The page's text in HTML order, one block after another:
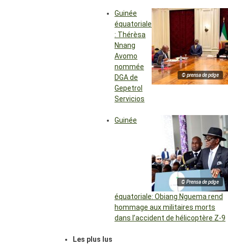
© prensa de pdge
Guinée
équatoriale
: Thérèsa
Nnang
Avomo
nommée
DGA de
Gepetrol
Servicios
© Prensa de pdge
Guinée
équatoriale: Obiang Nguema rend
hommage aux militaires morts
dans l’accident de hélicoptère Z-9
Les plus lus